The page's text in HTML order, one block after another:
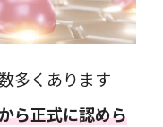
多くあります
ら正式に認めら